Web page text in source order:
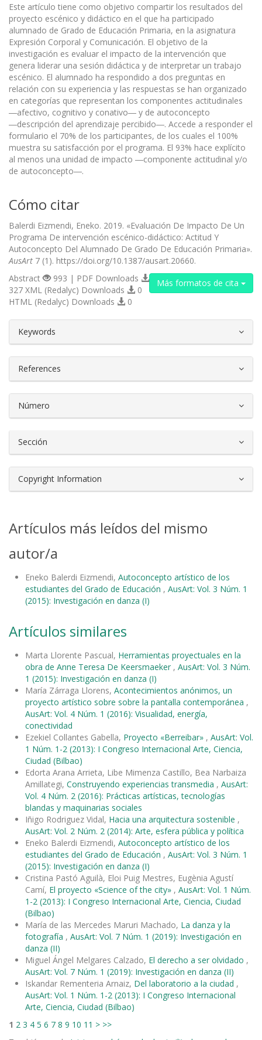
Este artículo tiene como objetivo compartir los resultados del
proyecto escénico y didáctico en el que ha participado
alumnado de Grado de Educación Primaria, en la asignatura
Expresión Corporal y Comunicación. El objetivo de la
investigación es evaluar el impacto de la intervención que
genera liderar una sesión didáctica y de interpretar un trabajo
escénico. El alumnado ha respondido a dos preguntas en
relación con su experiencia y las respuestas se han organizado
en categorías que representan los componentes actitudinales
―afectivo, cognitivo y conativo― y de autoconcepto
―descripción del aprendizaje percibido―. Accede a responder el
formulario el 70% de los participantes, de los cuales el 100%
muestra su satisfacción por el programa. El 93% hace explícito
al menos una unidad de impacto ―componente actitudinal y/o
de autoconcepto―.
Cómo citar
Balerdi Eizmendi, Eneko. 2019. «Evaluación De Impacto De Un
Programa De intervención escénico-didáctico: Actitud Y
Autoconcepto Del Alumnado De Grado De Educación Primaria».
AusArt 7 (1). https://doi.org/10.1387/ausart.20660.
Más formatos de cita
Abstract
993 | PDF Downloads
327 XML (Redalyc) Downloads
0
HTML (Redalyc) Downloads
0
Keywords
References
Número
Sección
Copyright Information
Artículos más leídos del mismo
autor/a
Eneko Balerdi Eizmendi, Autoconcepto artístico de los
estudiantes del Grado de Educación , AusArt: Vol. 3 Núm. 1
(2015): Investigación en danza (I)
Artículos similares
Marta Llorente Pascual, Herramientas proyectuales en la
obra de Anne Teresa De Keersmaeker , AusArt: Vol. 3 Núm.
1 (2015): Investigación en danza (I)
María Zárraga Llorens, Acontecimientos anónimos, un
proyecto artístico sobre sobre la pantalla contemporánea ,
AusArt: Vol. 4 Núm. 1 (2016): Visualidad, energía,
conectividad
Ezekiel Collantes Gabella, Proyecto «Berreibar» , AusArt: Vol.
1 Núm. 1-2 (2013): I Congreso Internacional Arte, Ciencia,
Ciudad (Bilbao)
Edorta Arana Arrieta, Libe Mimenza Castillo, Bea Narbaiza
Amillategi, Construyendo experiencias transmedia , AusArt:
Vol. 4 Núm. 2 (2016): Prácticas artísticas, tecnologías
blandas y maquinarias sociales
Iñigo Rodriguez Vidal, Hacia una arquitectura sostenible ,
AusArt: Vol. 2 Núm. 2 (2014): Arte, esfera pública y política
Eneko Balerdi Eizmendi, Autoconcepto artístico de los
estudiantes del Grado de Educación , AusArt: Vol. 3 Núm. 1
(2015): Investigación en danza (I)
Cristina Pastó Aguilà, Eloi Puig Mestres, Eugènia Agustí
Camí, El proyecto «Science of the city» , AusArt: Vol. 1 Núm.
1-2 (2013): I Congreso Internacional Arte, Ciencia, Ciudad
(Bilbao)
María de las Mercedes Maruri Machado, La danza y la
fotografía , AusArt: Vol. 7 Núm. 1 (2019): Investigación en
danza (II)
Miguel Ángel Melgares Calzado, El derecho a ser olvidado ,
AusArt: Vol. 7 Núm. 1 (2019): Investigación en danza (II)
Iskandar Rementeria Arnaiz, Del laboratorio a la ciudad ,
AusArt: Vol. 1 Núm. 1-2 (2013): I Congreso Internacional
Arte, Ciencia, Ciudad (Bilbao)
1 2 3 4 5 6 7 8 9 10 11 > >>